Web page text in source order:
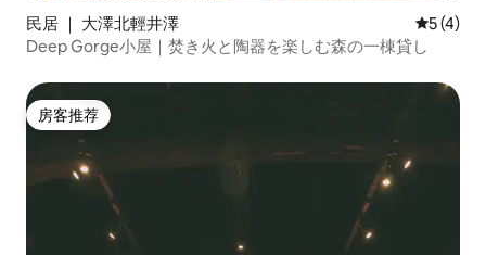
民居 ｜ 大澤北輕井澤 平均评分
5 (4)
Deep Gorge小屋｜焚き火と陶器を楽しむ森の一棟貸し
房客推荐
房客推荐